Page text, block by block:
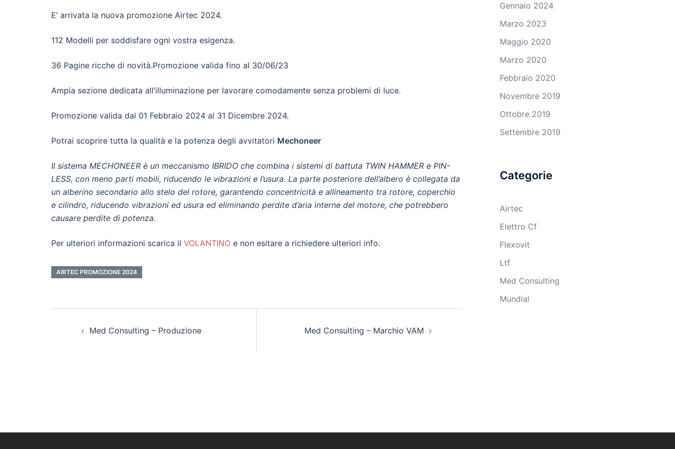
E’ arrivata la nuova promozione Airtec 2024.
112 Modelli per soddisfare ogni vostra esigenza.
36 Pagine ricche di novità.Promozione valida fino al 30/06/23
Ampia sezione dedicata all’illuminazione per lavorare comodamente senza problemi di luce.
Promozione valida dal 01 Febbraio 2024 al 31 Dicembre 2024.
Potrai scoprire tutta la qualità e la potenza degli avvitatori Mechoneer
Il sistema MECHONEER è un meccanismo IBRIDO che combina i sistemi di battuta TWIN HAMMER e PIN-
LESS, con meno parti mobili, riducendo le vibrazioni e l’usura. La parte posteriore dell’albero è collegata da
un alberino secondario allo stelo del rotore, garantendo concentricità e allineamento tra rotore, coperchio
e cilindro, riducendo vibrazioni ed usura ed eliminando perdite d’aria interne del motore, che potrebbero
causare perdite di potenza.
Per ulteriori informazioni scarica il VOLANTINO e non esitare a richiedere ulteriori info.
AIRTEC PROMOZIONE 2024
Med Consulting – Produzione Med Consulting – Marchio VAM
Gennaio 2024
Marzo 2023
Maggio 2020
Marzo 2020
Febbraio 2020
Novembre 2019
Ottobre 2019
Settembre 2019
Categorie
Airtec
Elettro Cf
Flexovit
Ltf
Med Consulting
Mundial